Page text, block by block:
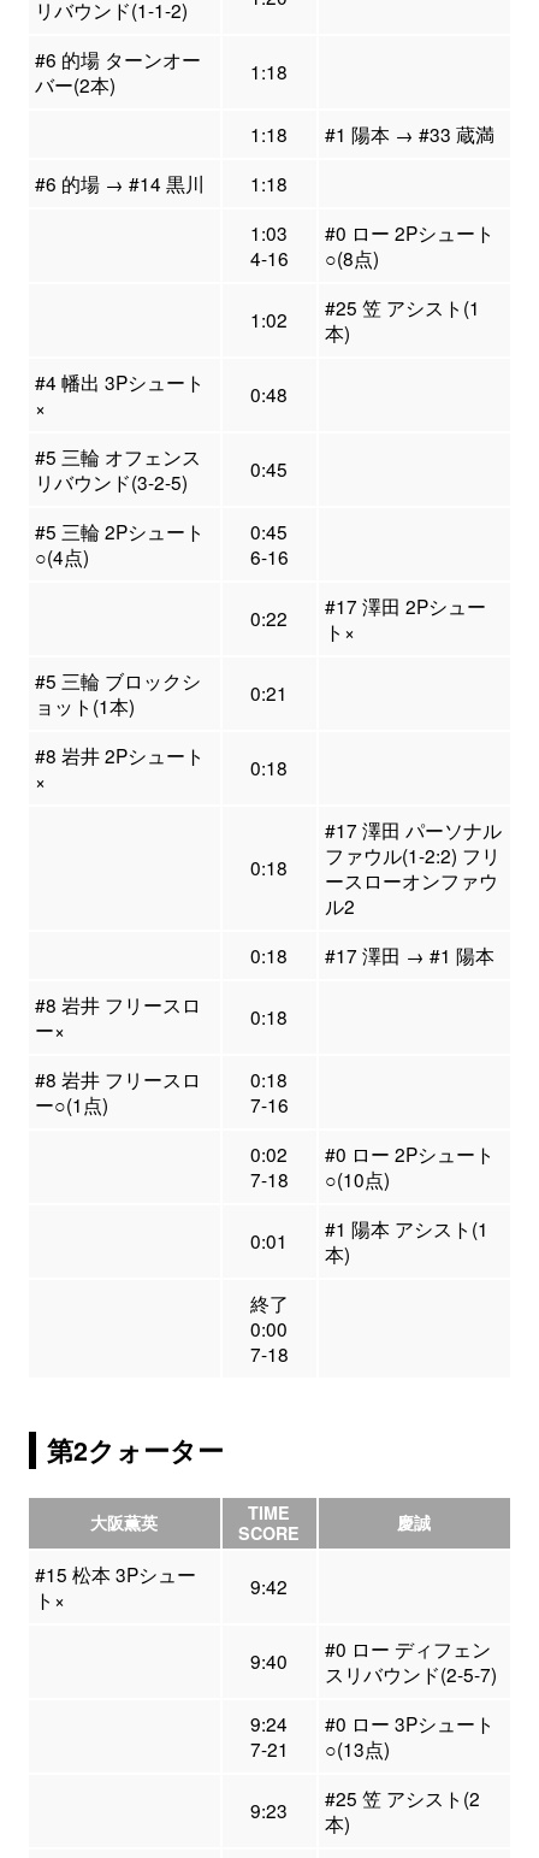
リバウンド(1-1-2)
#6 的場 ターンオー
バー(2本)
1:18
1:18
#1 陽本 → #33 蔵満
#6 的場 → #14 黒川
1:18
1:03
4-16
#0 ロー 2Pシュート
○(8点)
1:02
#25 笠 アシスト(1
本)
#4 幡出 3Pシュート
×
0:48
#5 三輪 オフェンス
リバウンド(3-2-5)
0:45
#5 三輪 2Pシュート
○(4点)
0:45
6-16
0:22
#17 澤田 2Pシュー
ト×
#5 三輪 ブロックシ
ョット(1本)
0:21
#8 岩井 2Pシュート
×
0:18
0:18
#17 澤田 パーソナル
ファウル(1-2:2) フリ
ースローオンファウ
ル2
0:18
#17 澤田 → #1 陽本
#8 岩井 フリースロ
ー×
0:18
#8 岩井 フリースロ
ー○(1点)
0:18
7-16
0:02
7-18
#0 ロー 2Pシュート
○(10点)
0:01
#1 陽本 アシスト(1
本)
終了
0:00
7-18
第2クォーター
大阪薫英
TIME
SCORE
慶誠
#15 松本 3Pシュー
ト×
9:42
9:40
#0 ロー ディフェン
スリバウンド(2-5-7)
9:24
7-21
#0 ロー 3Pシュート
○(13点)
9:23
#25 笠 アシスト(2
本)